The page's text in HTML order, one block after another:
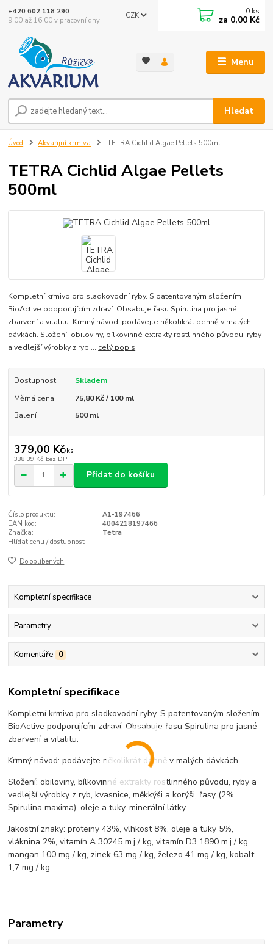
Menu
CZK
Hledat
+420 602 118 290
9:00 až 16:00 v pracovní dny
0 ks
za 0,00 Kč
Úvod Akvarijní krmiva TETRA Cichlid Algae Pellets 500ml
TETRA Cichlid Algae Pellets
500ml
Kompletní krmivo pro sladkovodní ryby. S patentovaným složením
BioActive podporujícím zdraví. Obsabuje řasu Spirulina pro jasné
zbarvení a vitalitu. Krmný návod: podávejte několikrát denně v malých
dávkách. Složení: obiloviny, bílkovinné extrakty rostlinného původu, ryby
a vedlejší výrobky z ryb,... celý popis
Dostupnost
Skladem
Měrná cena
75,80 Kč / 100 ml
Balení
500 ml
379,00 Kč/ks
338,39 Kč bez DPH
Přidat do košíku
Číslo produktu:
A1-197466
EAN kód:
4004218197466
Značka:
Tetra
Hlídat cenu / dostupnost
Do oblíbených
Kompletní specifikace
Parametry
Komentáře 0
Kompletní specifikace
Kompletní krmivo pro sladkovodní ryby. S patentovaným složením
BioActive podporujícím zdraví. Obsabuje řasu Spirulina pro jasné
zbarvení a vitalitu.
Krmný návod: podávejte několikrát denně v malých dávkách.
Složení: obiloviny, bílkovinné extrakty rostlinného původu, ryby a
vedlejší výrobky z ryb, kvasnice, měkkýši a korýši, řasy (2%
Spirulina maxima), oleje a tuky, minerální látky.
Jakostní znaky: proteiny 43%, vlhkost 8%, oleje a tuky 5%,
vláknina 2%, vitamín A 30245 m.j./ kg, vitamín D3 1890 m.j./ kg,
mangan 100 mg / kg, zinek 63 mg / kg, železo 41 mg / kg, kobalt
1,7 mg / kg.
Parametry